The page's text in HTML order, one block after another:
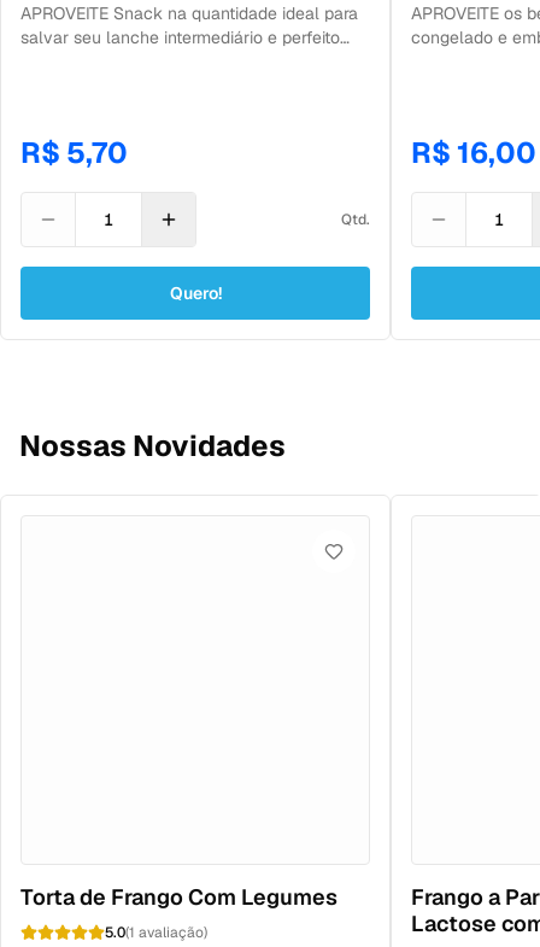
APROVEITE Snack na quantidade ideal para
salvar seu lanche intermediário e perfeito
R$ 5,70
Qtd.
Quero!
APROVEITE os
congelado e
R$ 16,00
Nossas Novidades
Torta de Frango Com Legumes
5.0(1 avaliação)
Frango a
Lactose